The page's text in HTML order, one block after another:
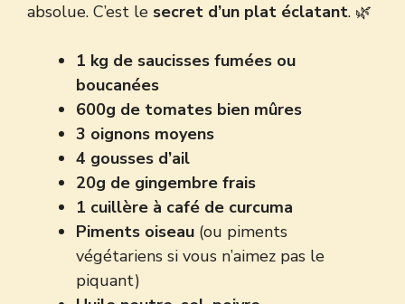
absolue. C’est le secret d’un plat éclatant. 🌿
1 kg de saucisses fumées ou
boucanées
600g de tomates bien mûres
3 oignons moyens
4 gousses d’ail
20g de gingembre frais
1 cuillère à café de curcuma
Piments oiseau (ou piments
végétariens si vous n’aimez pas le
piquant)